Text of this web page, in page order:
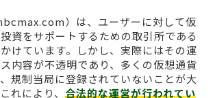
）は、ユーザーに対して仮
資をサポートするための取引所である
けています。しかし、実際にはその運
内容が不透明であり、多くの仮想通貨
規制当局に登録されていないことが大
れにより、 合法的な運営が行われてい